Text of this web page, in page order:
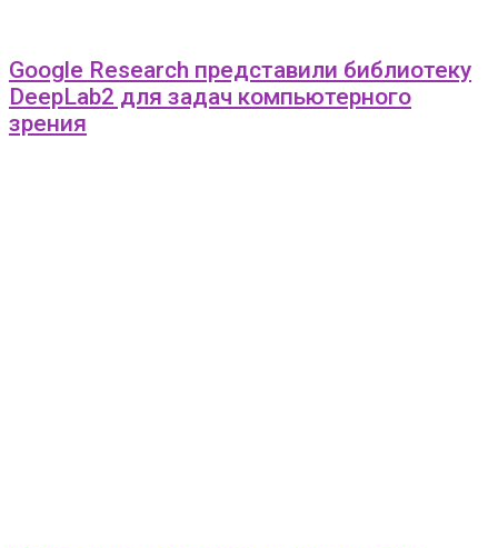
Google Research представили библиотеку
DeepLab2 для задач компьютерного
зрения